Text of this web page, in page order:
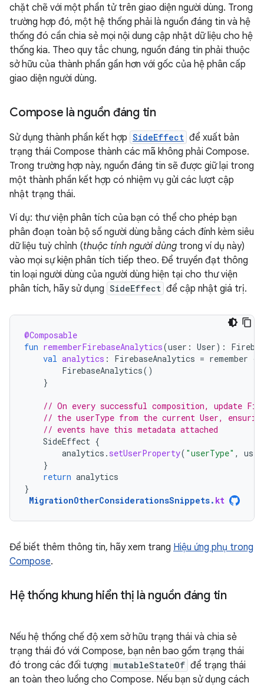
chặt chẽ với một phần tử trên giao diện người dùng. Trong
trường hợp đó, một hệ thống phải là nguồn đáng tin và hệ
thống đó cần chia sẻ mọi nội dung cập nhật dữ liệu cho hệ
thống kia. Theo quy tắc chung, nguồn đáng tin phải thuộc
sở hữu của thành phần gần hơn với gốc của hệ phân cấp
giao diện người dùng.
Compose là nguồn đáng tin
Sử dụng thành phần kết hợp SideEffect để xuất bản
trạng thái Compose thành các mã không phải Compose.
Trong trường hợp này, nguồn đáng tin sẽ được giữ lại trong
một thành phần kết hợp có nhiệm vụ gửi các lượt cập
nhật trạng thái.
Ví dụ: thư viện phân tích của bạn có thể cho phép bạn
phân đoạn toàn bộ số người dùng bằng cách đính kèm siêu
dữ liệu tuỳ chỉnh (thuộc tính người dùng trong ví dụ này)
vào mọi sự kiện phân tích tiếp theo. Để truyền đạt thông
tin loại người dùng của người dùng hiện tại cho thư viện
phân tích, hãy sử dụng SideEffect để cập nhật giá trị.
@Composable
fun rememberFirebaseAnalytics(user : User):
val analytics : FirebaseAnalytics = remember {
FirebaseAnalytics()
}
// On every successful composition, update
// the userType from the current User,
// events have this metadata attached
SideEffect {
analytics . setUserProperty( "userType" , user
}
return analytics
}
MigrationOtherConsiderationsSnippets. kt
Để biết thêm thông tin, hãy xem trang Hiệu ứng phụ trong
Compose.
Hệ thống khung hiển thị là nguồn đáng tin
Nếu hệ thống chế độ xem sở hữu trạng thái và chia sẻ
trạng thái đó với Compose, bạn nên bao gồm trạng thái
đó trong các đối tượng mutableStateOf để trạng thái
an toàn theo luồng cho Compose. Nếu bạn sử dụng cách